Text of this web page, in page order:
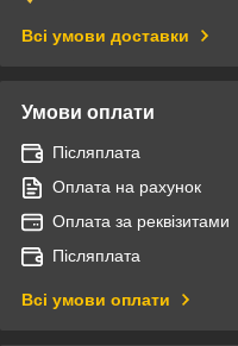
Всі умови доставки
Умови оплати
Післяплата
Оплата на рахунок
Оплата за реквізитами
Післяплата
Всі умови оплати